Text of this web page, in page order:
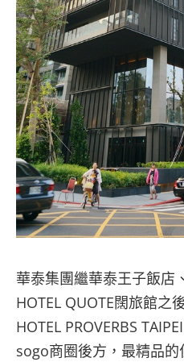
華泰集團繼華泰王子飯店
HOTEL QUOTE闊旅館之
HOTEL PROVERBS
sogo商圈後方，最精品